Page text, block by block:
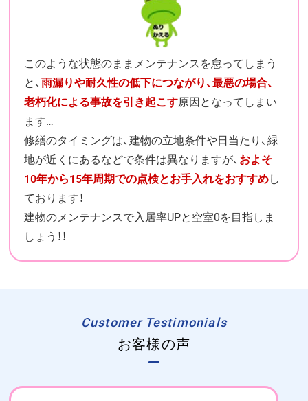
このような状態のままメンテナンスを怠ってしまう
と、雨漏りや耐久性の低下につながり、最悪の場合、
老朽化による事故を引き起こす原因となってしまい
ます…
修繕のタイミングは、建物の立地条件や日当たり、緑
地が近くにあるなどで条件は異なりますが、 およそ
10年から15年周期での点検とお手入れをおすすめし
ております！
建物のメンテナンスで入居率UPと空室0を目指しま
しょう！！
Customer Testimonials
お客様の声